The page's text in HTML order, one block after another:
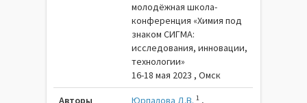
молодёжная школа-
конференция «Химия под
знаком СИГМА:
исследования, инновации,
технологии»
16-18 мая 2023 , Омск
Авторы Юрпалова Д.В. 1 ,